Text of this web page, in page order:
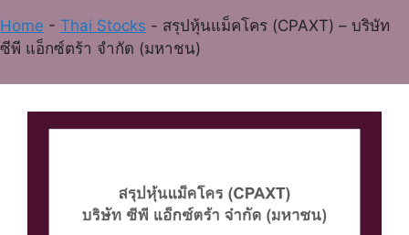
Home - Thai Stocks - สรุปหุ้นแม็คโคร (CPAXT) – บริษัท
ซีพี แอ็กซ์ตร้า จำกัด (มหาชน)